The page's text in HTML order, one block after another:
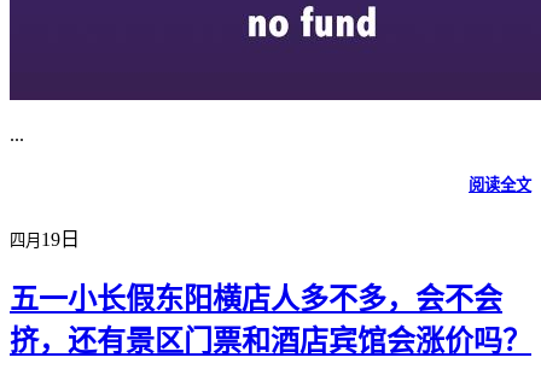
...
阅读全文
四月 19日
五一小长假东阳横店人多不多，会不会
挤，还有景区门票和酒店宾馆会涨价吗？